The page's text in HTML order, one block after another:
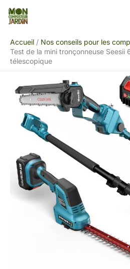
Aller
Accueil
Nos conseils pour les
Test de la mini tronçonneuse Seesii
télescopique
Rechercher